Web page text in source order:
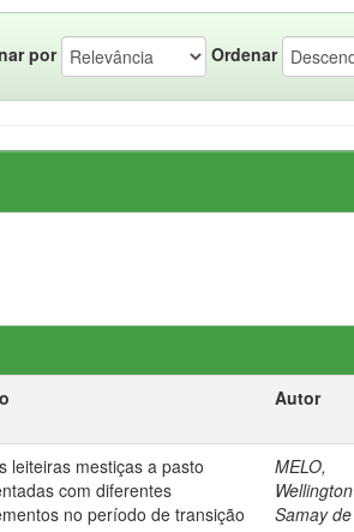
por Ordenar
Autor
leiteiras mestiças a pasto
com diferentes
no período de transição
MELO,
Wellington
Samay de